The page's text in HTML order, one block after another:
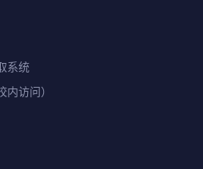
系统
访问）